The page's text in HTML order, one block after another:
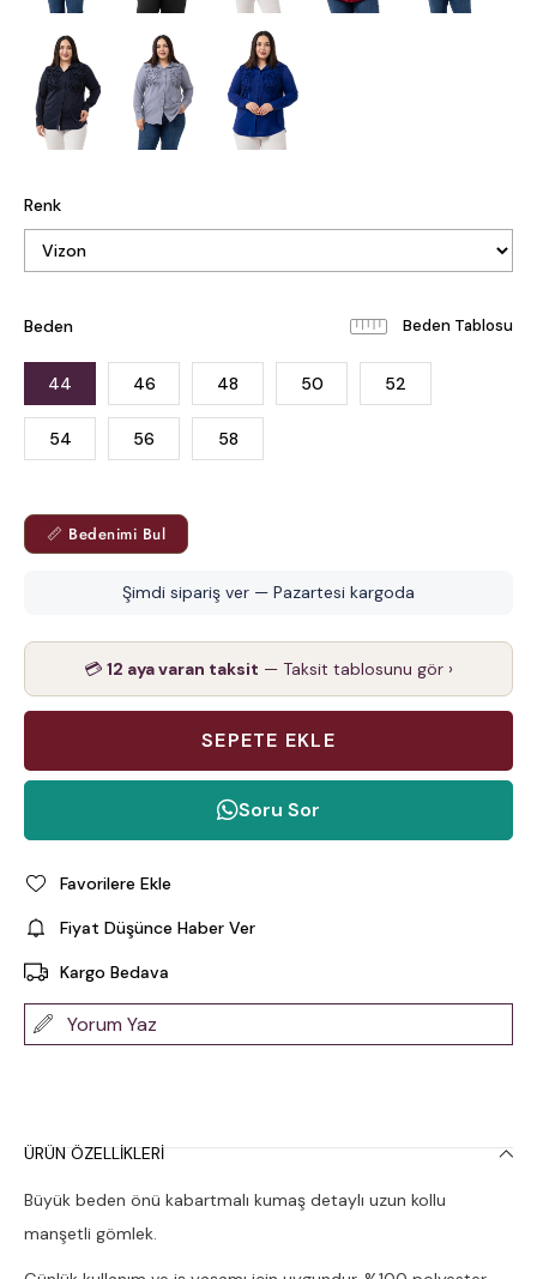
Renk
Beden Beden Tablosu
44 46 48 50 52
54 56 58
📏 Bedenimi Bul
Şimdi sipariş ver — Pazartesi kargoda
💳 12 aya varan taksit — Taksit tablosunu gör ›
Soru Sor
Favorilere Ekle
Fiyat Düşünce Haber Ver
Kargo Bedava
Yorum Yaz
ÜRÜN ÖZELLIKLERI
Büyük beden önü kabartmalı kumaş detaylı uzun kollu
manşetli gömlek.